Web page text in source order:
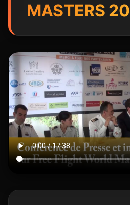
MASTERS